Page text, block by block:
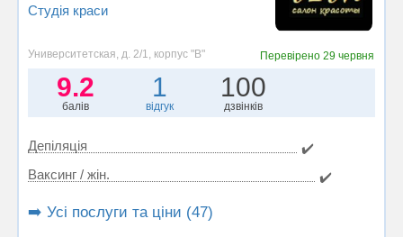
Студія краси
Университетская, д. 2/1, корпус "В" Перевірено29 червня
9.2
балів
1
відгук
100
дзвінків
Депіляція
✔️
Ваксинг / жін.
✔️
➡️ Усі послуги та ціни (47)